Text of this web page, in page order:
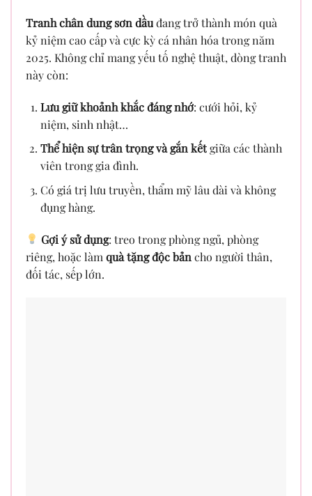
Tranh chân dung sơn dầuđang trở thành món quà
kỷ niệm cao cấp và cực kỳ cá nhân hóa trong năm
2025. Không chỉ mang yếu tố nghệ thuật, dòng tranh
này còn:
Lưu giữ khoảnh khắc đáng nhớ: cưới hỏi, kỷ
niệm, sinh nhật…
Thể hiện sự trân trọng và gắn kếtgiữa các thành
viên trong gia đình.
Có giá trị lưu truyền, thẩm mỹ lâu dài và không
đụng hàng.
Gợi ý sử dụng: treo trong phòng ngủ, phòng
riêng, hoặc làm quà tặng độc bản cho người thân,
đối tác, sếp lớn.